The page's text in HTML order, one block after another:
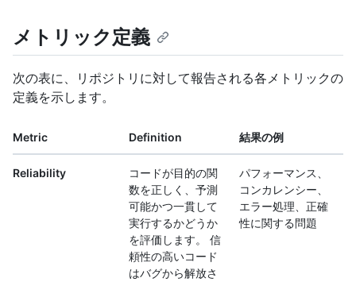
メトリック定義
次の表に、リポジトリに対して報告される各メトリックの
定義を示します。
Metric Definition 結果の例
Reliability
コードが目的の関
数を正しく、予測
可能かつ一貫して
実行するかどうか
を評価します。 信
頼性の高いコード
はバグから解放さ
パフォーマンス、
コンカレンシー、
エラー処理、正確
性に関する問題